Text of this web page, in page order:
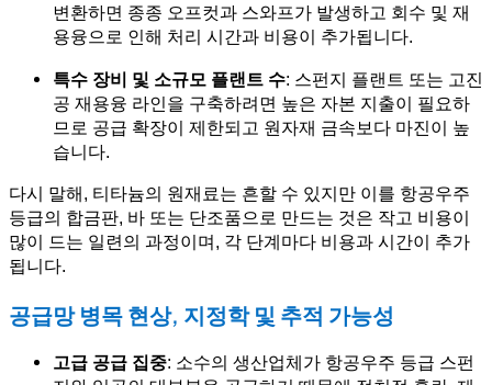
변환하면 종종 오프컷과 스와프가 발생하고 회수 및 재
용융으로 인해 처리 시간과 비용이 추가됩니다.
특수 장비 및 소규모 플랜트 수: 스펀지 플랜트 또는 고진
공 재용융 라인을 구축하려면 높은 자본 지출이 필요하
므로 공급 확장이 제한되고 원자재 금속보다 마진이 높
습니다.
다시 말해, 티타늄의 원재료는 흔할 수 있지만 이를 항공우주
등급의 합금판, 바 또는 단조품으로 만드는 것은 작고 비용이
많이 드는 일련의 과정이며, 각 단계마다 비용과 시간이 추가
됩니다.
공급망 병목 현상, 지정학 및 추적 가능성
고급 공급 집중: 소수의 생산업체가 항공우주 등급 스펀